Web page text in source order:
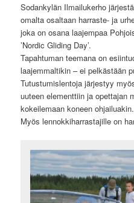
Sodankylän Ilmailukerho
omalta osaltaan harraste- ja
joka on osana laajempaa
’Nordic Gliding Day’.
Tapahtuman teemana on
laajemmaltikin – ei pelkästään
Tutustumislentoja järjestyy
uuteen elementtiin ja opettajan
kokeilemaan koneen ohjailuakin.
Myös lennokkiharrastajille on